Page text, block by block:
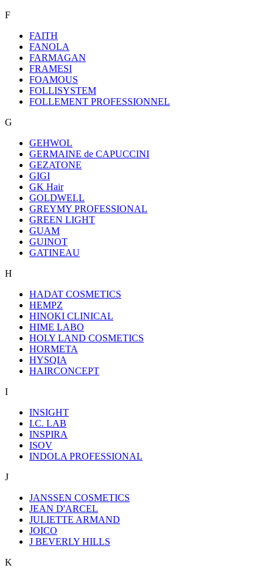
F
FAITH
FANOLA
FARMAGAN
FRAMESI
FOAMOUS
FOLLISYSTEM
FOLLEMENT PROFESSIONNEL
G
GEHWOL
GERMAINE de CAPUCCINI
GEZATONE
GIGI
GK Hair
GOLDWELL
GREYMY PROFESSIONAL
GREEN LIGHT
GUAM
GUINOT
GATINEAU
H
HADAT COSMETICS
HEMPZ
HINOKI CLINICAL
HIME LABO
HOLY LAND COSMETICS
HORMETA
HYSQIA
HAIRCONCEPT
I
INSIGHT
I.C. LAB
INSPIRA
ISOV
INDOLA PROFESSIONAL
J
JANSSEN COSMETICS
JEAN D'ARCEL
JULIETTE ARMAND
JOICO
J BEVERLY HILLS
K